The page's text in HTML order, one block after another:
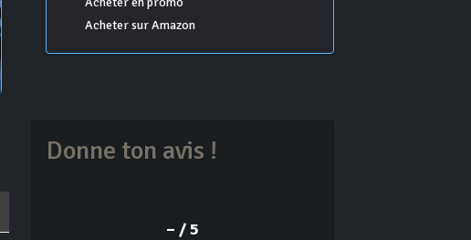
Acheter sur Amazon
Donne ton avis !
– / 5